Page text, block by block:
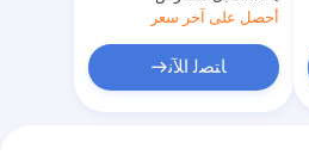
أحصل على آخر سعر
ﺎﺘﺼﻟ ﺍﻶﻧ